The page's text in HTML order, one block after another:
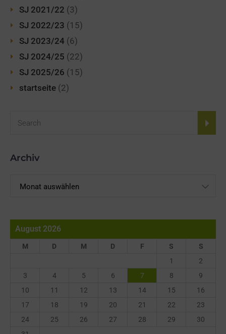
SJ 2021/22 (3)
SJ 2022/23 (15)
SJ 2023/24 (6)
SJ 2024/25 (22)
SJ 2025/26 (15)
startseite (2)
Archiv
Archiv
August 2026
M D M D F S
S
1
2
3
4 5 6 7 8
9
10
11 12 13 14 15
16
17
18 19 20 21 22
23
24
25 26 27 28 29
30